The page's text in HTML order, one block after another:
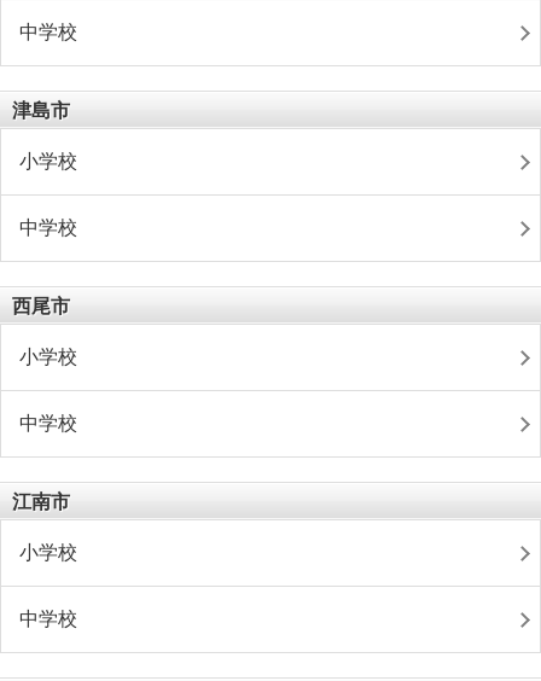
中学校
津島市
小学校
中学校
西尾市
小学校
中学校
江南市
小学校
中学校